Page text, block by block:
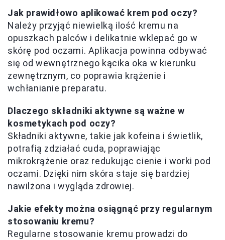
Jak prawidłowo aplikować krem pod oczy?
Należy przyjąć niewielką ilość kremu na
opuszkach palców i delikatnie wklepać go w
skórę pod oczami. Aplikacja powinna odbywać
się od wewnętrznego kącika oka w kierunku
zewnętrznym, co poprawia krążenie i
wchłanianie preparatu.
Dlaczego składniki aktywne są ważne w
kosmetykach pod oczy?
Składniki aktywne, takie jak kofeina i świetlik,
potrafią zdziałać cuda, poprawiając
mikrokrążenie oraz redukując cienie i worki pod
oczami. Dzięki nim skóra staje się bardziej
nawilżona i wygląda zdrowiej.
Jakie efekty można osiągnąć przy regularnym
stosowaniu kremu?
Regularne stosowanie kremu prowadzi do